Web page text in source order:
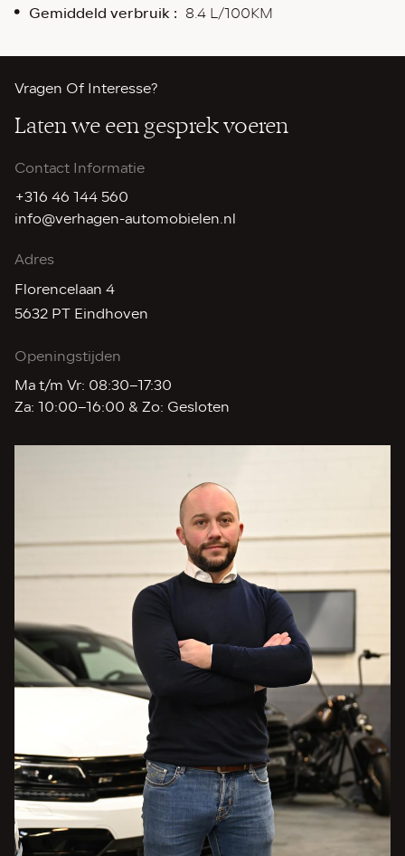
Gemiddeld verbruik : 8.4 L/100KM
Vragen Of Interesse?
Laten weeen gesprek voeren
Contact Informatie
+316 46 144 560
info@verhagen-automobielen.nl
Adres
Florencelaan 4
5632 PT Eindhoven
Openingstijden
Ma t/m Vr: 08:30–17:30
Za: 10:00–16:00 & Zo: Gesloten